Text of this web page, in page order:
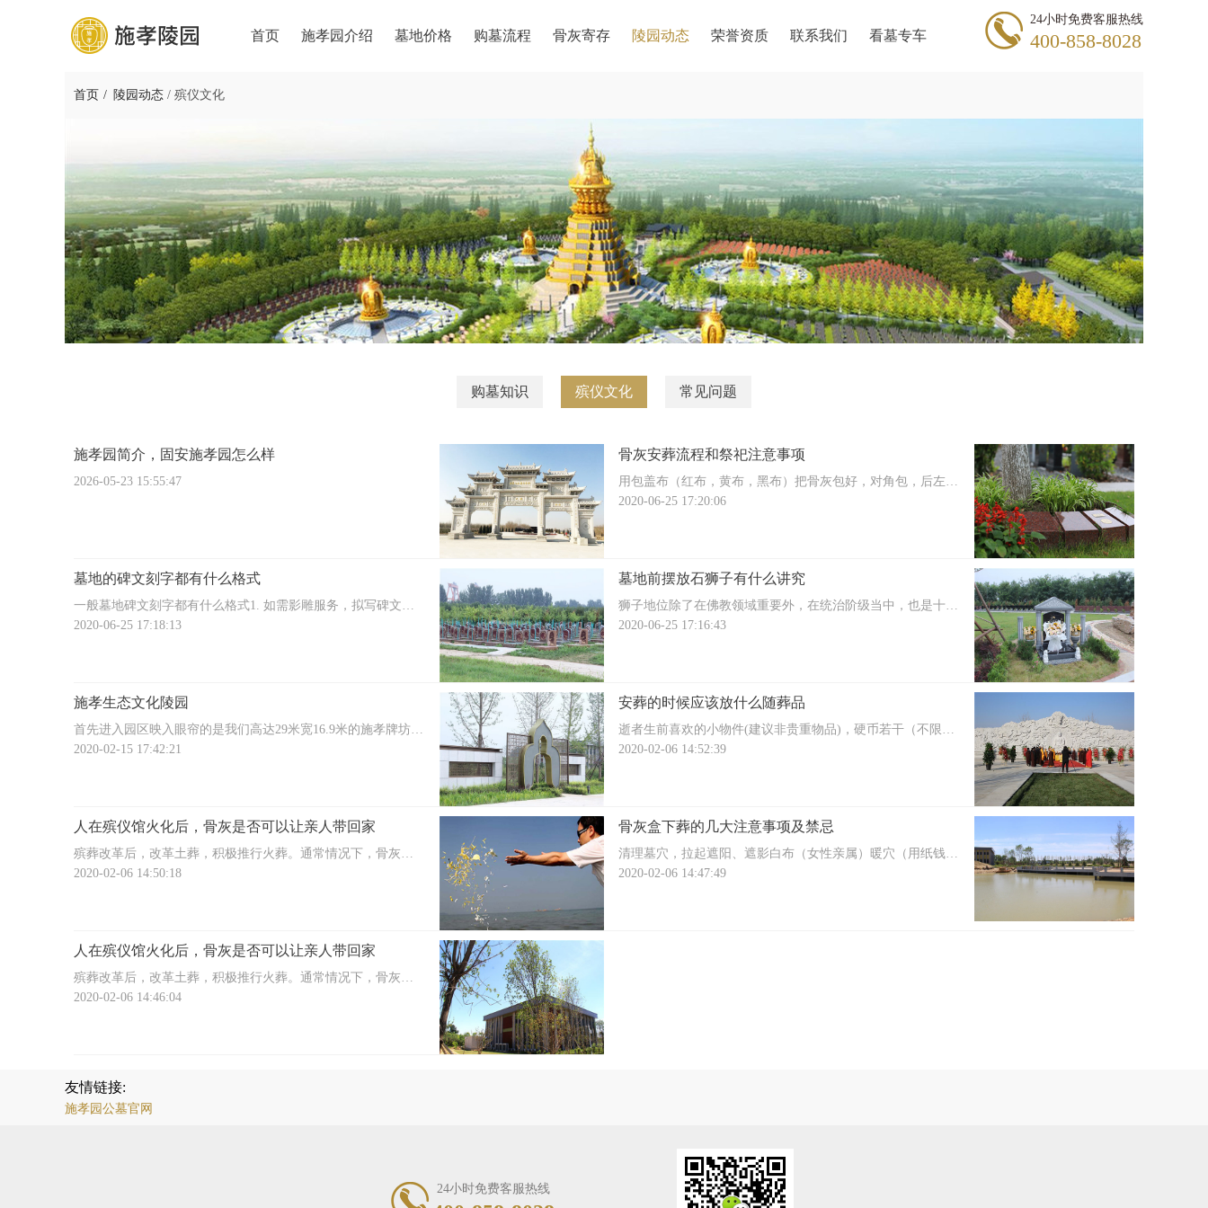
首页 施孝园介绍 墓地价格 购墓流程 骨灰寄存 陵园动态 荣誉资质 联系我们 看墓专车
24小时免费客服热线
400-858-8028
首页 陵园动态 / 殡仪文化
购墓知识 殡仪文化 常见问题
施孝园简介，固安施孝园怎么样
2026-05-23 15:55:47
骨灰安葬流程和祭祀注意事项
用包盖布（红布，黄布，黑布）把骨灰包好，对角包，后左右
前，原位放壹圆硬币一枚（起坟时，在原位放红萝卜一个，用
2020-06-25 17:20:06
墓地的碑文刻字都有什么格式
一般墓地碑文刻字都有什么格式1. 如需影雕服务，拟写碑文时
请备注影雕类型及尺寸。 2.本园区成品墓区的制作工期为15
2020-06-25 17:18:13
墓地前摆放石狮子有什么讲究
狮子地位除了在佛教领域重要外，在统治阶级当中，也是十分
有影响的。在汉唐崇武的年代，狮子的勇猛成为了武将的代
2020-06-25 17:16:43
施孝生态文化陵园
首先进入园区映入眼帘的是我们高达29米宽16.9米的施孝牌坊，
此牌坊由中国雕刻名家李福生团队在福建当地精心选料雕刻而
2020-02-15 17:42:21
安葬的时候应该放什么随葬品
逝者生前喜欢的小物件(建议非贵重物品)，硬币若干（不限面
值）。装饰物
2020-02-06 14:52:39
人在殡仪馆火化后，骨灰是否可以让亲人带回家
殡葬改革后，改革土葬，积极推行火葬。通常情况下，骨灰会
暂时寄放在殡仪馆内，或埋葬于墓地内。按传统习俗讲，尽早
2020-02-06 14:50:18
骨灰盒下葬的几大注意事项及禁忌
清理墓穴，拉起遮阳、遮影白布（女性亲属）暖穴（用纸钱点
燃，在墓穴里面绕一圈）安放骨灰，单葬放中间，合葬搭连红
2020-02-06 14:47:49
人在殡仪馆火化后，骨灰是否可以让亲人带回家
殡葬改革后，改革土葬，积极推行火葬。通常情况下，骨灰会
暂时寄放在殡仪馆内，或埋葬于墓地内。按传统习俗讲，尽早
2020-02-06 14:46:04
友情链接:
施孝园公墓官网
24小时免费客服热线